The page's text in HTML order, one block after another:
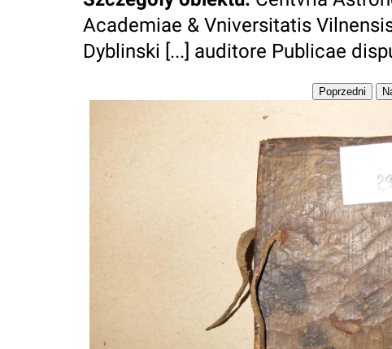
Academiae & Vniversitatis
Dyblinski [...] auditore Publicae